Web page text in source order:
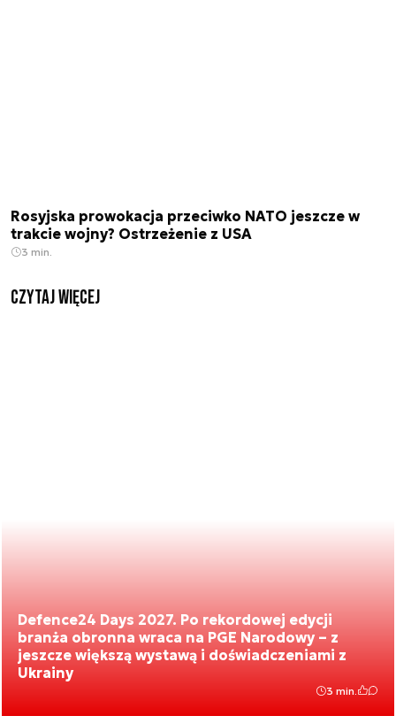
Rosyjska prowokacja przeciwko NATO jeszcze w
trakcie wojny? Ostrzeżenie z USA
3 min.
czytaj więcej
Defence24 Days 2027. Po rekordowej edycji
branża obronna wraca na PGE Narodowy – z
jeszcze większą wystawą i doświadczeniami z
Ukrainy
3 min.